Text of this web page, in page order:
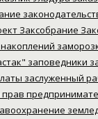
Заксобрание
заповедники
заслуженный